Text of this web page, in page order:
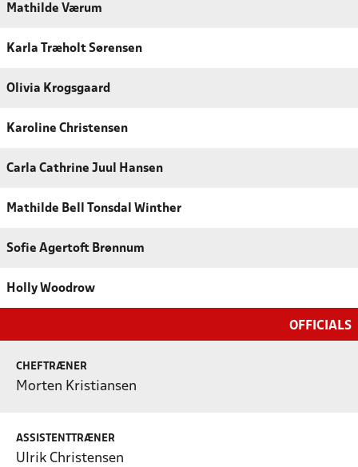
Mathilde Værum
Karla Træholt Sørensen
Olivia Krogsgaard
Karoline Christensen
Carla Cathrine Juul Hansen
Mathilde Bell Tonsdal Winther
Sofie Agertoft Brønnum
Holly Woodrow
OFFICIALS
CHEFTRÆNER
Morten Kristiansen
ASSISTENTTRÆNER
Ulrik Christensen